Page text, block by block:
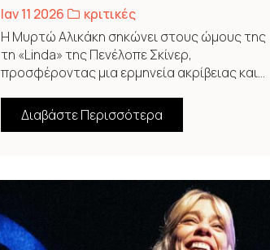
Ιαν 11 2026
κριτικές
Η Μυρτώ Αλικάκη σηκώνει στους ώμους της
τη «Linda» της Πενέλοπε Σκίνερ,
προσφέροντας μια ερμηνεία ακρίβειας και...
Διαβάστε Περισσότερα